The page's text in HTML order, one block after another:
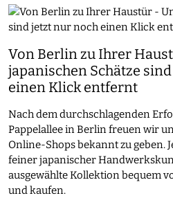
Von Berlin zu Ihrer
japanischen Schätze
einen Klick entfernt
Nach dem durchschlagenden
Pappelallee in Berlin freuen wir
Online-Shops bekannt zu geben.
feiner japanischer
ausgewählte Kollektion bequem
und kaufen.